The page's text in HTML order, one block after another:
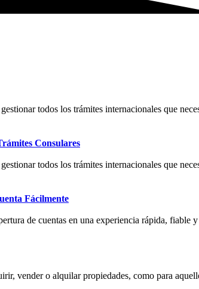
todos los trámites internacionales que
Consulares
todos los trámites internacionales que
Fácilmente
de cuentas en una experiencia rápida, fiable
vender o alquilar propiedades, como para